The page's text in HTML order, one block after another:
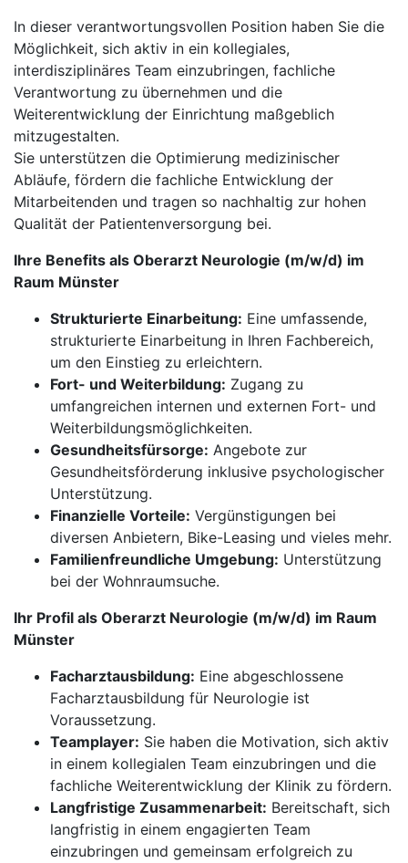
In dieser verantwortungsvollen Position haben Sie die
Möglichkeit, sich aktiv in ein kollegiales,
interdisziplinäres Team einzubringen, fachliche
Verantwortung zu übernehmen und die
Weiterentwicklung der Einrichtung maßgeblich
mitzugestalten.
Sie unterstützen die Optimierung medizinischer
Abläufe, fördern die fachliche Entwicklung der
Mitarbeitenden und tragen so nachhaltig zur hohen
Qualität der Patientenversorgung bei.
Ihre Benefits als Oberarzt Neurologie (m/w/d) im
Raum Münster
Strukturierte Einarbeitung: Eine umfassende,
strukturierte Einarbeitung in Ihren Fachbereich,
um den Einstieg zu erleichtern.
Fort- und Weiterbildung: Zugang zu
umfangreichen internen und externen Fort- und
Weiterbildungsmöglichkeiten.
Gesundheitsfürsorge: Angebote zur
Gesundheitsförderung inklusive psychologischer
Unterstützung.
Finanzielle Vorteile: Vergünstigungen bei
diversen Anbietern, Bike-Leasing und vieles mehr.
Familienfreundliche Umgebung: Unterstützung
bei der Wohnraumsuche.
Ihr Profil als Oberarzt Neurologie (m/w/d) im Raum
Münster
Facharztausbildung: Eine abgeschlossene
Facharztausbildung für Neurologie ist
Voraussetzung.
Teamplayer: Sie haben die Motivation, sich aktiv
in einem kollegialen Team einzubringen und die
fachliche Weiterentwicklung der Klinik zu fördern.
Langfristige Zusammenarbeit: Bereitschaft, sich
langfristig in einem engagierten Team
einzubringen und gemeinsam erfolgreich zu